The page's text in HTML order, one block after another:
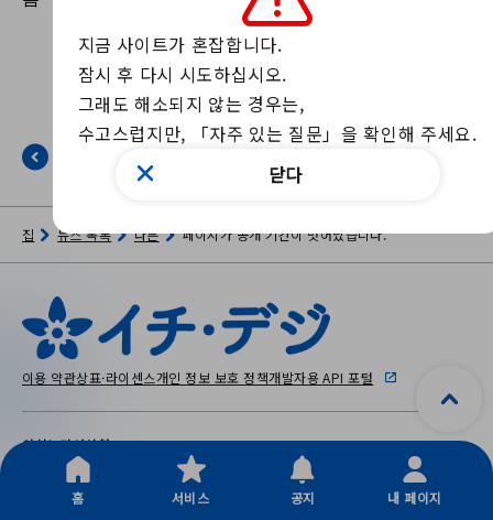
집 뉴스 목록 다른 페이지가 공개 기간이 벗어났습니다.
이용 약관상표·라이센스개인 정보 보호 정책개발자용 API 포털
이치노미야시청
〒491-8501 아이치현 이치노미야시 혼마치 2가 5번 6호
Copyright © City Ichinomiya, All Rights Reserved.
홈 서비스 공지 내 페이지
지금 사이트가 혼잡합니다.
잠시 후 다시 시도하십시오.
그래도 해소되지 않는 경우는,
수고스럽지만, 「자주 있는 질문」을 확인해 주세요.
닫다